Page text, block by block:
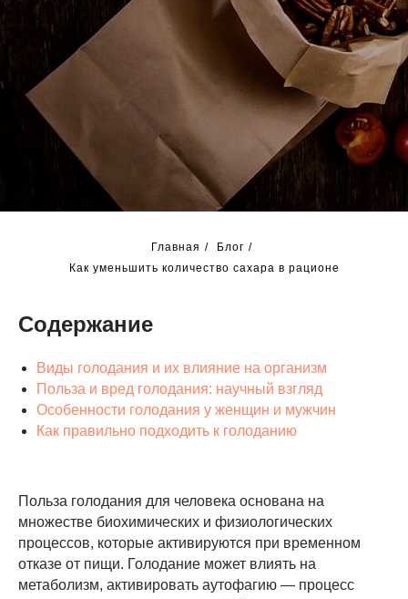
Главная / Блог /
Как уменьшить количество сахара в рационе
Содержание
Виды голодания и их влияние на организм
Польза и вред голодания: научный взгляд
Особенности голодания у женщин и мужчин
Как правильно подходить к голоданию
Польза голодания для человека основана на
множестве биохимических и физиологических
процессов, которые активируются при временном
отказе от пищи. Голодание может влиять на
метаболизм, активировать аутофагию — процесс